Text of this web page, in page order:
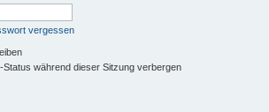
vergessen
Status während dieser Sitzung verbergen